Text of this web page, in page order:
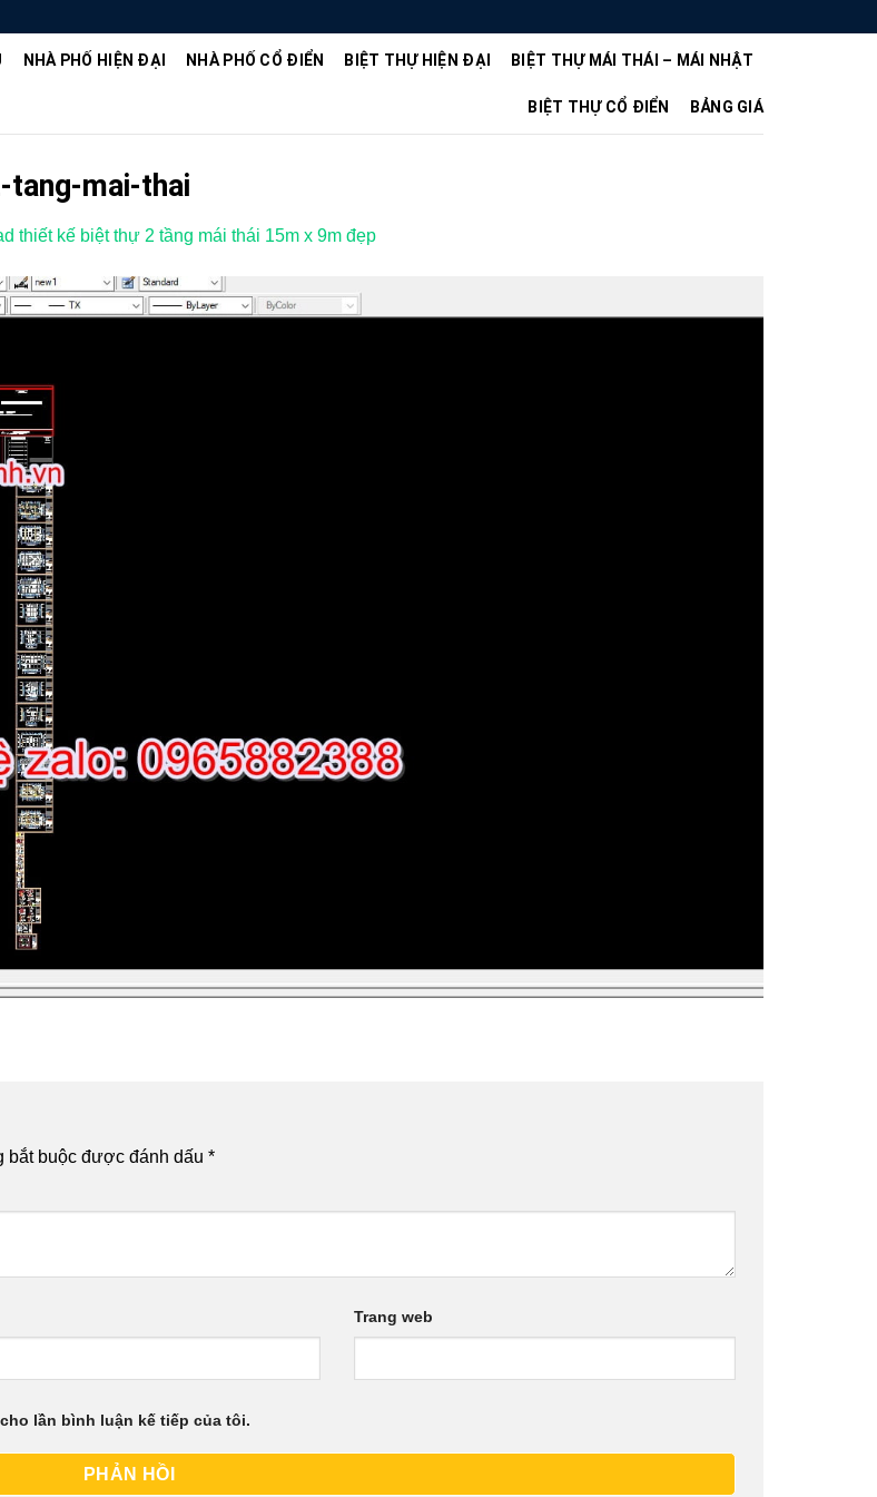
NHÀ PHỐ HIỆN ĐẠI NHÀ PHỐ CỔ ĐIỂN BIỆT THỰ HIỆN ĐẠI BIỆT THỰ MÁI THÁI – MÁI NHẬT
BIỆT THỰ CỔ ĐIỂN BẢNG GIÁ
mai-thai
thiết kế biệt thự 2 tầng mái thái 15m x 9m đẹp
bắt buộc được đánh dấu *
Trang web
lần bình luận kế tiếp của tôi.